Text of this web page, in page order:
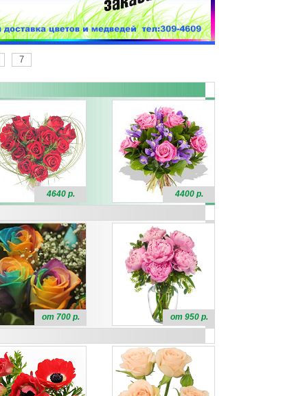
7
4640 р. 4400 р.
от 700 р. от 950 р.